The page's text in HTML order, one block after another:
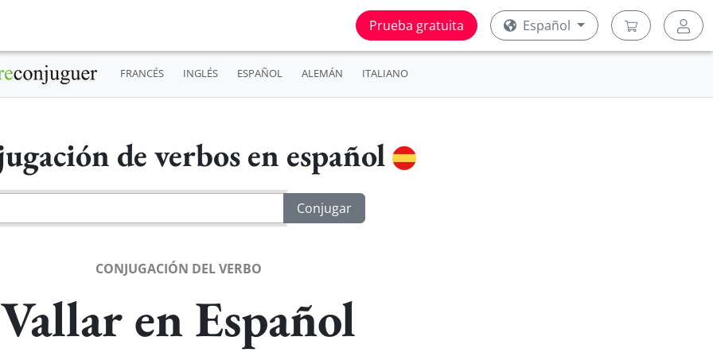
Prueba gratuita Español
FRANCÉS INGLÉS ESPAÑOL ALEMÁN ITALIANO
de verbos en español
CONJUGACIÓN DEL VERBO
Vallar en Español